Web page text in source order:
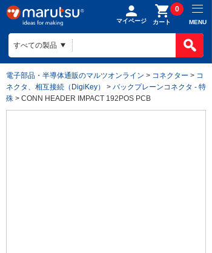
マイページ カート
0
MENU
電子部品・半導体通販のマルツオンライン > コネクター > コ
ネクタ、相互接続（DigiKey）
> バックプレーンコネクタ - 特
殊 > CONN HEADER IMPACT 192POS PCB